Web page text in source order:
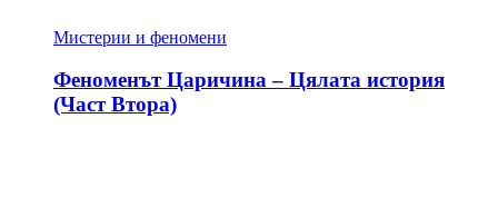
Мистерии и феномени
Феноменът Царичина – Цялата история
(Част Втора)